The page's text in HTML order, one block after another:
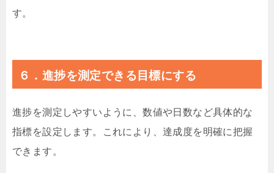
す。
６．進捗を測定できる目標にする
進捗を測定しやすいように、数値や日数など具体的な
指標を設定します。これにより、達成度を明確に把握
できます。